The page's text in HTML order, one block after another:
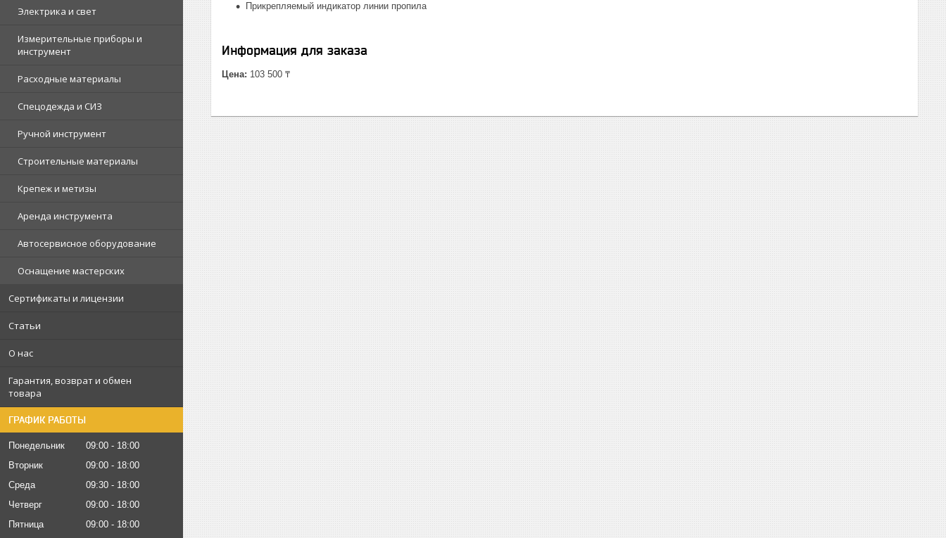
Электрика и свет
Измерительные приборы и
инструмент
Расходные материалы
Спецодежда и СИЗ
Ручной инструмент
Строительные материалы
Крепеж и метизы
Аренда инструмента
Автосервисное оборудование
Оснащение мастерских
Сертификаты и лицензии
Статьи
О нас
Гарантия, возврат и обмен
товара
ГРАФИК РАБОТЫ
Понедельник 09:00
18:00
Вторник
09:00
18:00
Среда
09:30
18:00
Четверг
09:00
18:00
Пятница
09:00
18:00
Прикрепляемый индикатор линии пропила
Информация для заказа
Цена: 103 500 ₸